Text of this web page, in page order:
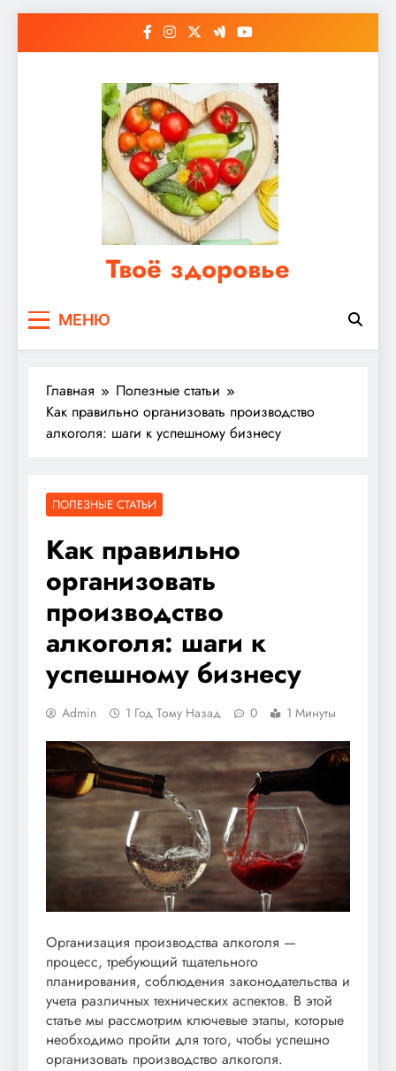
Твоё здоровье
мужском здоровье
МЕНЮ
Главная
Полезные статьи
Как правильно организовать производство
алкоголя: шаги к успешному бизнесу
ПОЛЕЗНЫЕ СТАТЬИ
Как правильно
организовать
производство
алкоголя: шаги к
успешному бизнесу
Admin 1 Год Тому Назад 0 1 Минуты
Организация производства алкоголя —
процесс, требующий тщательного
планирования, соблюдения законодательства и
учета различных технических аспектов. В этой
статье мы рассмотрим ключевые этапы, которые
необходимо пройти для того, чтобы успешно
организовать производство алкоголя.